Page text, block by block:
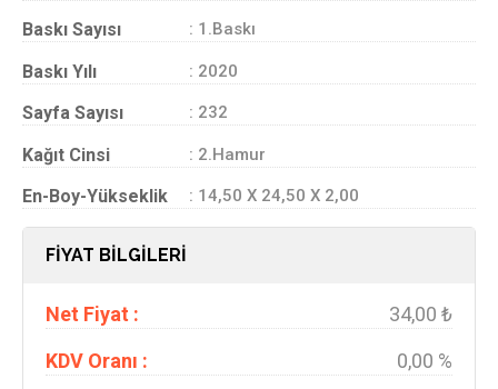
Baskı Sayısı : 1.Baskı
Baskı Yılı : 2020
Sayfa Sayısı : 232
Kağıt Cinsi : 2.Hamur
En-Boy-Yükseklik : 14,50 X 24,50 X 2,00
FİYAT BİLGİLERİ
Net Fiyat :
34,00 ₺
KDV Oranı :
0,00 %